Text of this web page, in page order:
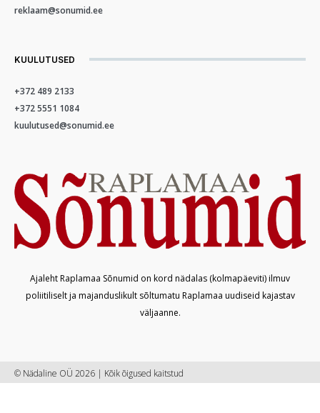
reklaam@sonumid.ee
KUULUTUSED
+372 489 2133
+372 5551 1084
kuulutused@sonumid.ee
Ajaleht Raplamaa Sõnumid on kord nädalas (kolmapäeviti) ilmuv
poliitiliselt ja majanduslikult sõltumatu Raplamaa uudiseid kajastav
väljaanne.
© Nädaline OÜ 2026 | Kõik õigused kaitstud